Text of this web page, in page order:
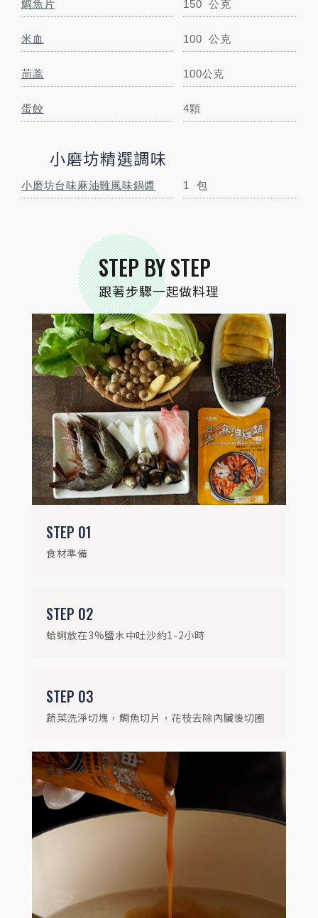
鯛魚片 150 公克
米血 100 公克
茼蒿 100公克
蛋餃 4顆
小磨坊精選調味
小磨坊台味麻油雞風味鍋醬 1 包
STEP BY STEP
跟著步驟一起做料理
STEP 01
食材準備
STEP 02
蛤蜊放在3%鹽水中吐沙約1-2小時
STEP 03
蔬菜洗淨切塊，鯛魚切片，花枝去除內臟後切圈
STEP01
食材準備
02
蛤蜊放在3%鹽水中吐沙約1-2小時
STEP03
蔬菜洗淨切塊，鯛魚切片，花枝去除內臟後
切圈
STEP 04
鍋中加600ml水煮滾後，倒入1包麻油雞鍋
將海鮮類放入鍋中，燙熟後即撈起鍋備用